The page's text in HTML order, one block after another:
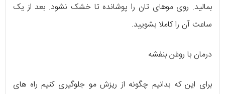
بمالید. روی موهای تان را پوشانده تا خشک نشود. بعد از یک
ساعت آن را کاملا بشویید.
درمان با روغن بنفشه
برای این که بدانیم چگونه از ریزش مو جلوگیری کنیم راه های